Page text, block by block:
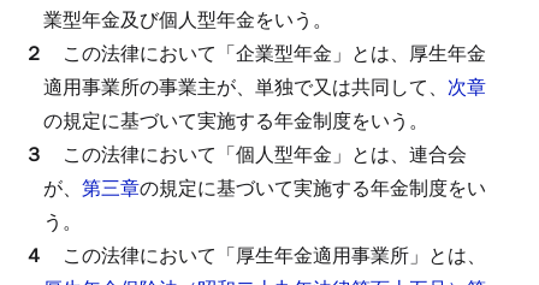
業型年金及び個人型年金をいう。
２ この法律において「企業型年金」とは、厚生年金
適用事業所の事業主が、単独で又は共同して、 次章
の規定に基づいて実施する年金制度をいう。
３ この法律において「個人型年金」とは、連合会
が、 第三章の規定に基づいて実施する年金制度をい
う。
４ この法律において「厚生年金適用事業所」とは、